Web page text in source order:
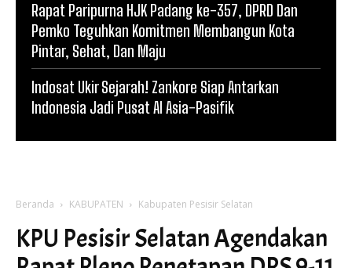
Rapat Paripurna HJK Padang ke-357, DPRD Dan
Pemko Teguhkan Komitmen Membangun Kota
Pintar, Sehat, Dan Maju
Indosat Ukir Sejarah! Zankore Siap Antarkan
Indonesia Jadi Pusat AI Asia-Pasifik